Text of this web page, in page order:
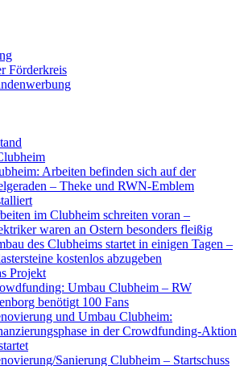
Förderkreis
Arbeiten befinden sich auf der
– Theke und RWN-Emblem
im Clubheim schreiten voran –
waren an Ostern besonders fleißig
des Clubheims startet in einigen Tagen –
kostenlos abzugeben
Projekt
Umbau Clubheim – RW
benötigt 100 Fans
und Umbau Clubheim:
in der Crowdfunding-Aktion
Sanierung Clubheim – Startschuss